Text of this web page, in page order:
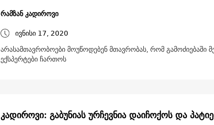
რამზან კადიროვი
ივნისი 17, 2020
არასამთავრობოები მოუწოდებენ მთავრობას, რომ გამოძიებაში
ექსპერტები ჩართოს
კადიროვი: გაბუნიას ურჩევნია დაიჩოქოს და